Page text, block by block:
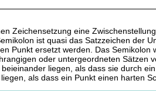
Zeichensetzung eine
ist quasi das Satzzeichen der
Punkt ersetzt werden. Das Semikolon
oder untergeordneten Sätzen
liegen, als dass sie durch
als dass ein Punkt einen harten